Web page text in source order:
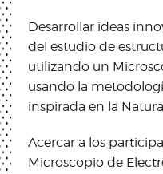
Desarrollar ideas
del estudio de
utilizando un
usando la
inspirada en la
Acercar a los
Microscopio de